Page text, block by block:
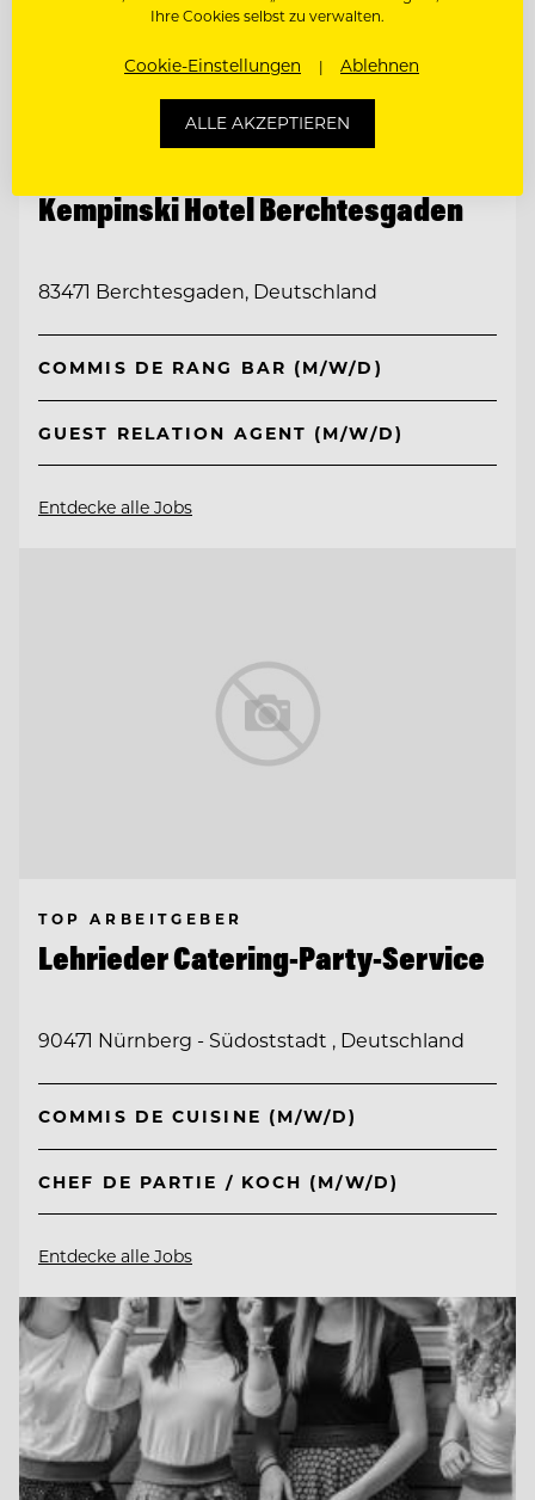
Kempinski Hotel Berchtesgaden
83471 Berchtesgaden, Deutschland
COMMIS DE RANG BAR (M/W/D)
GUEST RELATION AGENT (M/W/D)
Entdecke alle Jobs
TOP ARBEITGEBER
Lehrieder Catering-Party-Service
90471 Nürnberg - Südoststadt , Deutschland
COMMIS DE CUISINE (M/W/D)
CHEF DE PARTIE / KOCH (M/W/D)
Entdecke alle Jobs
Ihre Cookies selbst zu verwalten.
Cookie-Einstellungen Ablehnen
ALLE AKZEPTIEREN